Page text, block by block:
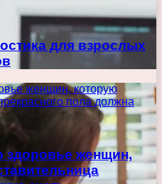
для взрослых
женщин, которую
пола должна
здоровье женщин,